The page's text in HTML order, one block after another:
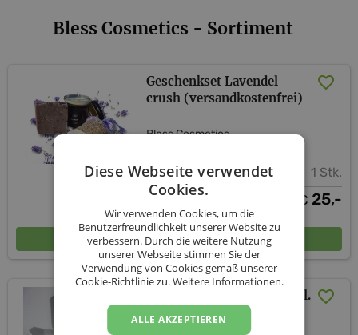
Bless Cosmetics - Sortiment
Geschenkset Lavendel
crush (versandkostenfrei)
Bless Cosmetics
1 Stk.
€ 25,-
In den Warenkorb
Wellness für die Seele (inkl.
Versand AT)
Diese Webseite verwendet
Cookies.
Wir verwenden Cookies, um die
Benutzerfreundlichkeit unserer Website zu
verbessern. Durch die weitere Nutzung
unserer Webseite stimmen Sie der
Verwendung von Cookies gemäß unserer
Cookie-Richtlinie zu.Weitere Informationen.
ALLE AKZEPTIEREN